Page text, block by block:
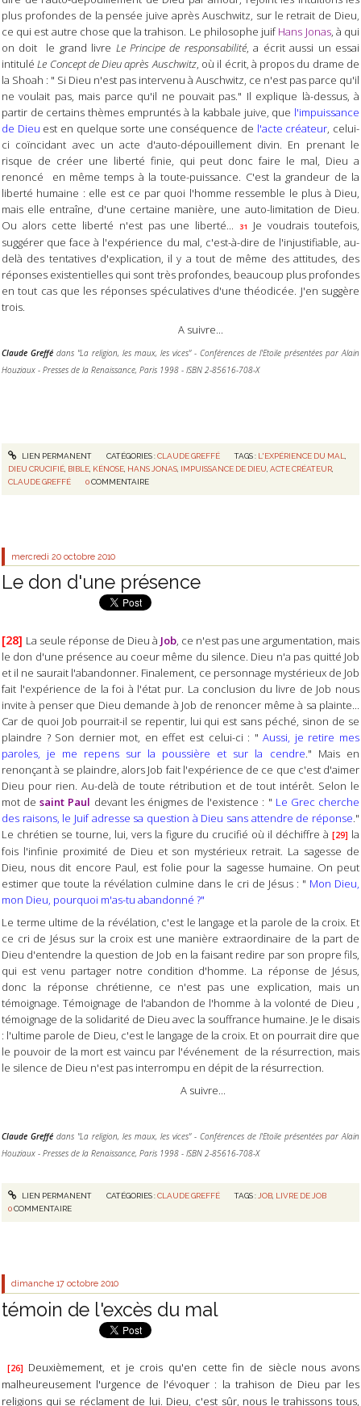
plus profondes de la pensée juive après Auschwitz, sur le retrait de Dieu,
ce qui est autre chose que la trahison. Le philosophe juifHans Jonas, à qui
on doit le grand livre Le Principe de responsabilité, a écrit aussi un essai
intituléLe Concept de Dieu après Auschwitz, où il écrit, à propos du drame de
la Shoah : " Si Dieu n'est pas intervenu à Auschwitz, ce n'est pas parce qu'il
ne voulait pas, mais parce qu'il ne pouvait pas." Il explique là-dessus, à
partir de certains thèmes empruntés à la kabbale juive, que l'impuissance
de Dieu est en quelque sorte une conséquence de l'acte créateur, celui-
ci coïncidant avec un acte d'auto-dépouillement divin. En prenant le
risque de créer une liberté finie, qui peut donc faire le mal, Dieu a
renoncé en même temps à la toute-puissance. C'est la grandeur de la
liberté humaine : elle est ce par quoi l'homme ressemble le plus à Dieu,
mais elle entraîne, d'une certaine manière, une auto-limitation de Dieu.
Ou alors cette liberté n'est pas une liberté...
31
Je voudrais toutefois,
suggérer que face à l'expérience du mal, c'est-à-dire de l'injustifiable, au-
delà des tentatives d'explication, il y a tout de même des attitudes, des
réponses existentielles qui sont très profondes, beaucoup plus profondes
en tout cas que les réponses spéculatives d'une théodicée. J'en suggère
trois.
A suivre...
Claude Greffé dans "La religion, les maux, les vices" - Conférences de l'Etoile présentées par Alain
Houziaux - Presses de la Renaissance, Paris 1998 - ISBN 2-85616-708-X
LIEN PERMANENT CATÉGORIES :CLAUDE GREFFÉ TAGS : L'EXPÉRIENCE DU MAL
DIEU CRUCIFIÉ BIBLE KÉNOSE HANS JONAS IMPUISSANCE DE DIEU ,ACTE CRÉATEUR
CLAUDE GREFFÉ
0 COMMENTAIRE
mercredi 20 octobre 2010
Le don d'une présence
[28] La seule réponse de Dieu à Job, ce n'est pas une argumentation, mais
le don d'une présence au coeur même du silence. Dieu n'a pas quitté Job
et il ne saurait l'abandonner. Finalement, ce personnage mystérieux de Job
fait l'expérience de la foi à l'état pur. La conclusion du livre de Job nous
invite à penser que Dieu demande à Job de renoncer même à sa plainte...
Car de quoi Job pourrait-il se repentir, lui qui est sans péché, sinon de se
plaindre ? Son dernier mot, en effet est celui-ci : "Aussi, je retire mes
paroles, je me repens sur la poussière et sur la cendre." Mais en
renonçant à se plaindre, alors Job fait l'expérience de ce que c'est d'aimer
Dieu pour rien. Au-delà de toute rétribution et de tout intérêt. Selon le
mot desaint Paul devant les énigmes de l'existence : " Le Grec cherche
des raisons, le Juif adresse sa question à Dieu sans attendre de réponse."
Le chrétien se tourne, lui, vers la figure du crucifié où il déchiffre à[29] la
fois l'infinie proximité de Dieu et son mystérieux retrait. La sagesse de
Dieu, nous dit encore Paul, est folie pour la sagesse humaine. On peut
estimer que toute la révélation culmine dans le cri de Jésus : " Mon Dieu,
mon Dieu, pourquoi m'as-tu abandonné ?"
Le terme ultime de la révélation, c'est le langage et la parole de la croix. Et
ce cri de Jésus sur la croix est une manière extraordinaire de la part de
Dieu d'entendre la question de Job en la faisant redire par son propre fils,
qui est venu partager notre condition d'homme. La réponse de Jésus,
donc la réponse chrétienne, ce n'est pas une explication, mais un
témoignage. Témoignage de l'abandon de l'homme à la volonté de Dieu ,
témoignage de la solidarité de Dieu avec la souffrance humaine. Je le disais
: l'ultime parole de Dieu, c'est le langage de la croix. Et on pourrait dire que
le pouvoir de la mort est vaincu par l'événement de la résurrection, mais
le silence de Dieu n'est pas interrompu en dépit de la résurrection.
A suivre...
Claude Greffé dans "La religion, les maux, les vices" - Conférences de l'Etoile présentées par Alain
Houziaux - Presses de la Renaissance, Paris 1998 - ISBN 2-85616-708-X
LIEN PERMANENT CATÉGORIES :CLAUDE GREFFÉ TAGS : JOB LIVRE DE JOB
0COMMENTAIRE
dimanche 17 octobre 2010
témoin de l'excès du mal
[26] Deuxièmement, et je crois qu'en cette fin de siècle nous avons
malheureusement l'urgence de l'évoquer : la trahison de Dieu par les
religions qui se réclament de lui. Dieu, c'est sûr, nous le trahissons tous,